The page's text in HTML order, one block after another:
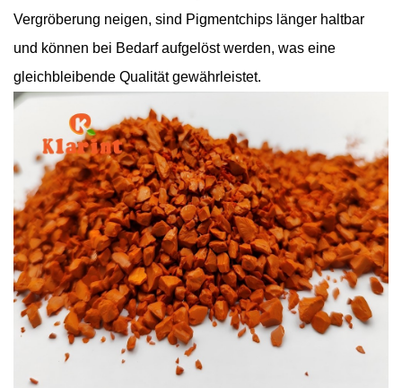
Vergröberung neigen, sind Pigmentchips länger haltbar
und können bei Bedarf aufgelöst werden, was eine
gleichbleibende Qualität gewährleistet.